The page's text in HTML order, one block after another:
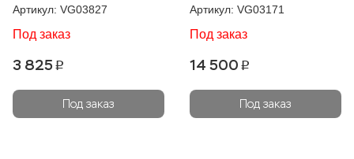
Артикул: VG03827
Под заказ
3 825 p
Под заказ
Артикул: VG03171
Под заказ
14 500 p
Под заказ